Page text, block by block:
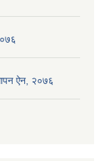
ऐन, २०७६